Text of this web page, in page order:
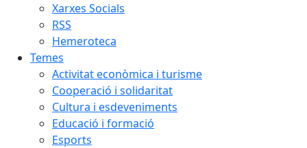
Xarxes Socials
RSS
Hemeroteca
Temes
Activitat econòmica i turisme
Cooperació i solidaritat
Cultura i esdeveniments
Educació i formació
Esports